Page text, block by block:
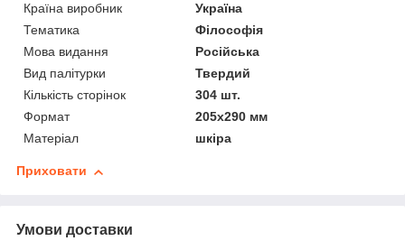
Країна виробник
Україна
Тематика
Філософія
Мова видання
Російська
Вид палітурки
Твердий
Кількість сторінок
304 шт.
Формат
205х290 мм
Матеріал
шкіра
Приховати
Умови доставки